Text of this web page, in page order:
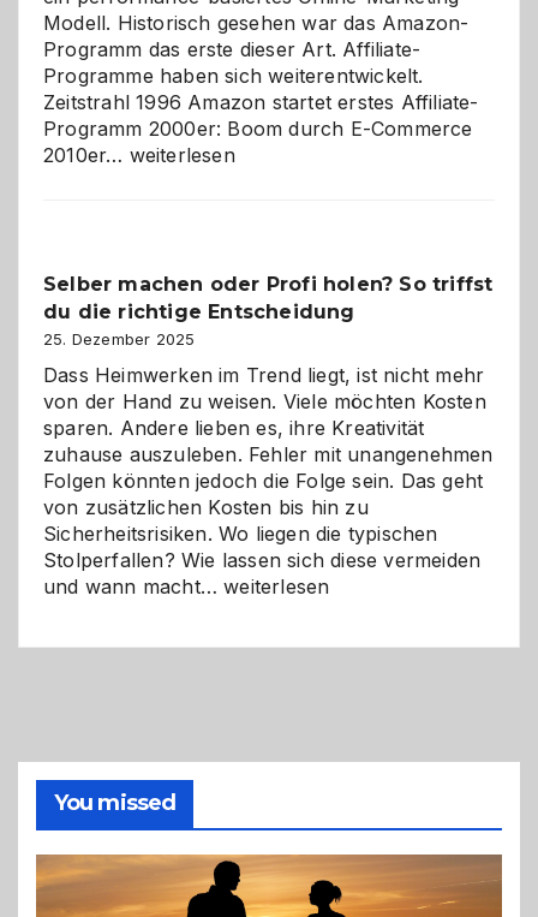
Modell. Historisch gesehen war das Amazon-
Programm das erste dieser Art. Affiliate-
Programme haben sich weiterentwickelt.
Zeitstrahl 1996 Amazon startet erstes Affiliate-
Programm 2000er: Boom durch E-Commerce
2010er… Affiliate-
Herausforderungen
und
Zukunft
weiterlesen
Selber machen oder Profi holen? So triffst
du die richtige Entscheidung
25. Dezember 2025
Dass Heimwerken im Trend liegt, ist nicht mehr
von der Hand zu weisen. Viele möchten Kosten
sparen. Andere lieben es, ihre Kreativität
zuhause auszuleben. Fehler mit unangenehmen
Folgen könnten jedoch die Folge sein. Das geht
von zusätzlichen Kosten bis hin zu
Sicherheitsrisiken. Wo liegen die typischen
Stolperfallen? Wie lassen sich diese vermeiden
und wann macht…Selber
richtige
Entscheidung
weiterlesen
You missed